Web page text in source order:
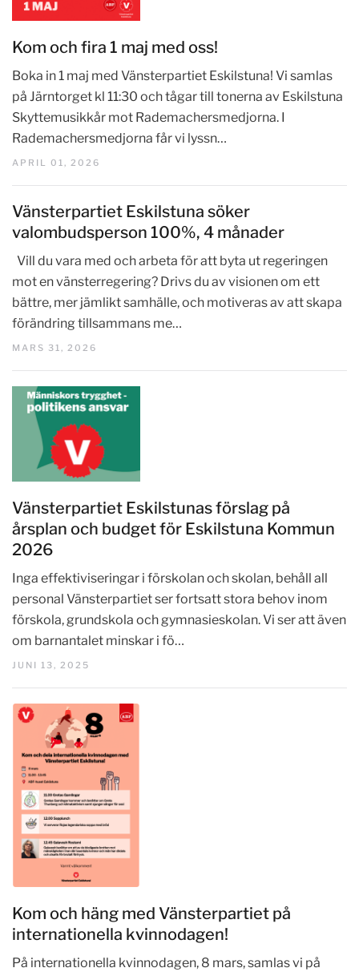
Kom och fira 1 maj med oss!
Boka in 1 maj med Vänsterpartiet Eskilstuna! Vi samlas
på Järntorget kl 11:30 och tågar till tonerna av Eskilstuna
Skyttemusikkår mot Rademachersmedjorna. I
Rademachersmedjorna får vi lyssn…
APRIL 01, 2026
Vänsterpartiet Eskilstuna söker
valombudsperson 100%, 4 månader
Vill du vara med och arbeta för att byta ut regeringen
mot en vänsterregering? Drivs du av visionen om ett
bättre, mer jämlikt samhälle, och motiveras av att skapa
förändring tillsammans me…
MARS 31, 2026
Vänsterpartiet Eskilstunas förslag på
årsplan och budget för Eskilstuna Kommun
2026
Inga effektiviseringar i förskolan och skolan, behåll all
personal Vänsterpartiet ser fortsatt stora behov inom
förskola, grundskola och gymnasieskolan. Vi ser att även
om barnantalet minskar i fö…
JUNI 13, 2025
Kom och häng med Vänsterpartiet på
internationella kvinnodagen!
På internationella kvinnodagen, 8 mars, samlas vi på